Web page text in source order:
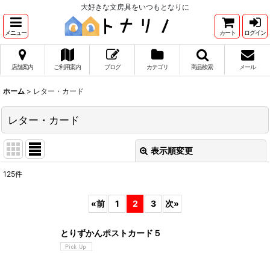
大好きな文房具をいつもとなりに
メニュー カート ログイン
店舗案内 ご利用案内 ブログ カテゴリ 商品検索 メール
ホーム > レター・カード
レター・カード
表示順変更
サブカテゴリ
125件
«前 1 2 3 次»
とりずかんポストカード５